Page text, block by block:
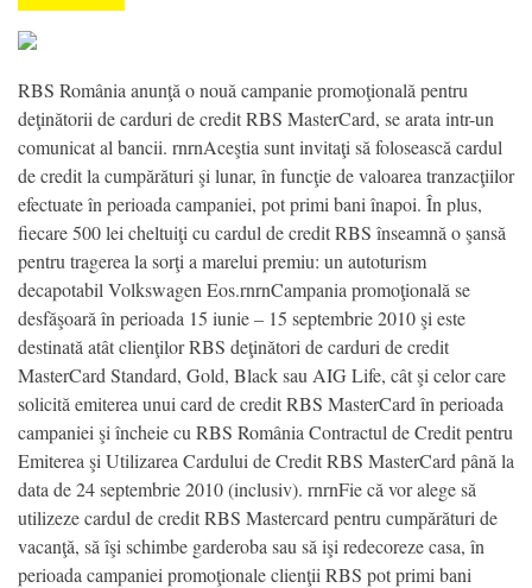
RBS România anunţă o nouă campanie promoţională pentru
deţinătorii de carduri de credit RBS MasterCard, se arata intr-un
comunicat al bancii. rnrnAceştia sunt invitaţi să folosească cardul
de credit la cumpărături şi lunar, în funcţie de valoarea tranzacţiilor
efectuate în perioada campaniei, pot primi bani înapoi. În plus,
fiecare 500 lei cheltuiţi cu cardul de credit RBS înseamnă o şansă
pentru tragerea la sorţi a marelui premiu: un autoturism
decapotabil Volkswagen Eos.rnrnCampania promoţională se
desfăşoară în perioada 15 iunie – 15 septembrie 2010 şi este
destinată atât clienţilor RBS deţinători de carduri de credit
MasterCard Standard, Gold, Black sau AIG Life, cât şi celor care
solicită emiterea unui card de credit RBS MasterCard în perioada
campaniei şi încheie cu RBS România Contractul de Credit pentru
Emiterea şi Utilizarea Cardului de Credit RBS MasterCard până la
data de 24 septembrie 2010 (inclusiv). rnrnFie că vor alege să
utilizeze cardul de credit RBS Mastercard pentru cumpărături de
vacanţă, să îşi schimbe garderoba sau să işi redecoreze casa, în
perioada campaniei promoţionale clienţii RBS pot primi bani